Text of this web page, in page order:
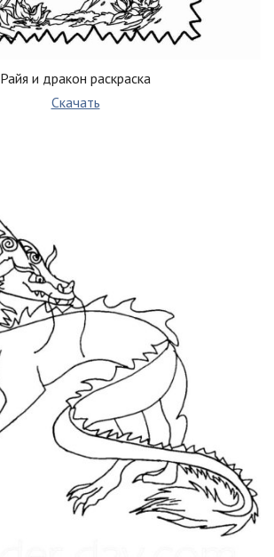
Райя и дракон раскраска
Скачать